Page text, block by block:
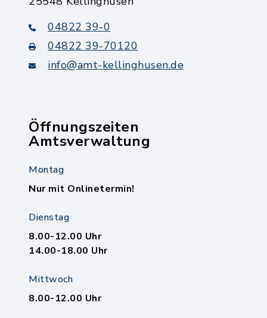
04822 39-0
04822 39-70120
info@amt-kellinghusen.de
Öffnungszeiten
Amtsverwaltung
Montag
Nur mit Onlinetermin!
Dienstag
8.00-12.00 Uhr
14.00-18.00 Uhr
Mittwoch
8.00-12.00 Uhr